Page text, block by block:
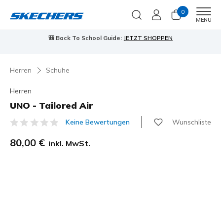
0
MENU
🎒 Back To School Guide: JETZT SHOPPEN
Herren Schuhe
Herren
UNO - Tailored Air
4,4 von 5 Kundenbewertungen
Keine Bewertungen Wunschliste
80,00 € inkl. MwSt.